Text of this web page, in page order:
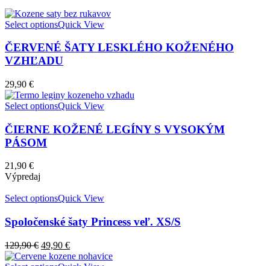
Select optionsQuick View
ČERVENÉ ŠATY LESKLÉHO KOŽENÉHO
VZHĽADU
29,90 €
Select optionsQuick View
ČIERNE KOŽENÉ LEGÍNY S VYSOKÝM
PÁSOM
21,90 €
Výpredaj
Select optionsQuick View
Spoločenské šaty Princess veľ. XS/S
129,90€ 49,90 €